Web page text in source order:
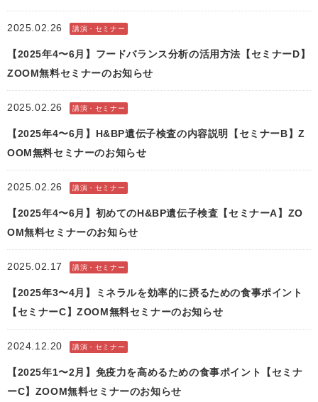
2025.02.26 講演・セミナー
【2025年4〜6月】フードバランス分析の活用方法【セミナーD】
ZOOM無料セミナーのお知らせ
2025.02.26 講演・セミナー
【2025年4〜6月】H&BP遺伝子検査の内容説明【セミナーB】Z
OOM無料セミナーのお知らせ
2025.02.26 講演・セミナー
【2025年4〜6月】初めてのH&BP遺伝子検査【セミナーA】ZO
OM無料セミナーのお知らせ
2025.02.17 講演・セミナー
【2025年3〜4月】ミネラルを効率的に摂るための食事ポイント
【セミナーC】ZOOM無料セミナーのお知らせ
2024.12.20 講演・セミナー
【2025年1〜2月】免疫力を高めるための食事ポイント【セミナ
ーC】ZOOM無料セミナーのお知らせ